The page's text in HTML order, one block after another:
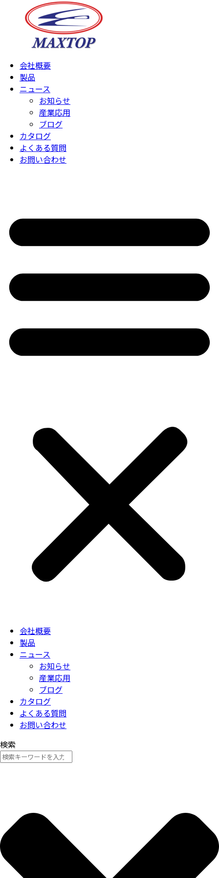
会社概要
製品
ニュース
お知らせ
産業応用
ブログ
カタログ
よくある質問
お問い合わせ
会社概要
製品
ニュース
お知らせ
産業応用
ブログ
カタログ
よくある質問
お問い合わせ
検索